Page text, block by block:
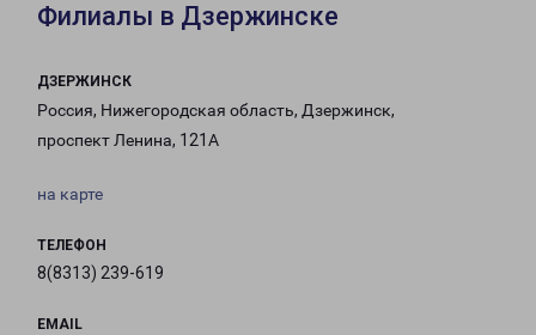
Филиалы в Дзержинске
ДЗЕРЖИНСК
Россия, Нижегородская область, Дзержинск,
проспект Ленина, 121А
на карте
ТЕЛЕФОН
8(8313) 239-619
EMAIL